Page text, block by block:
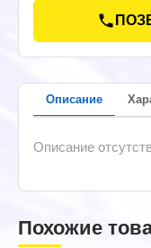
Описание
Описание
Похожие